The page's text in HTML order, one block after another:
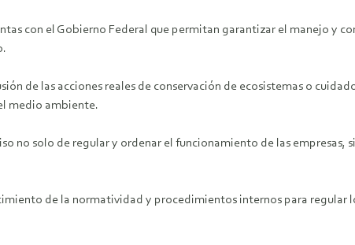
con el Gobierno Federal que permitan garantizar el manejo y
de las acciones reales de conservación de ecosistemas o
medio ambiente.
no solo de regular y ordenar el funcionamiento de las
de la normatividad y procedimientos internos para